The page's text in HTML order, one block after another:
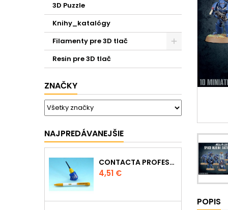
3D Puzzle
Knihy_katalógy
Filamenty pre 3D tlač
Resin pre 3D tlač
ZNAČKY
NAJPREDÁVANEJŠIE
CONTACTA PROFESSIONAL MINI 39608 - 12,5G
Cena
4,51 €
POPIS